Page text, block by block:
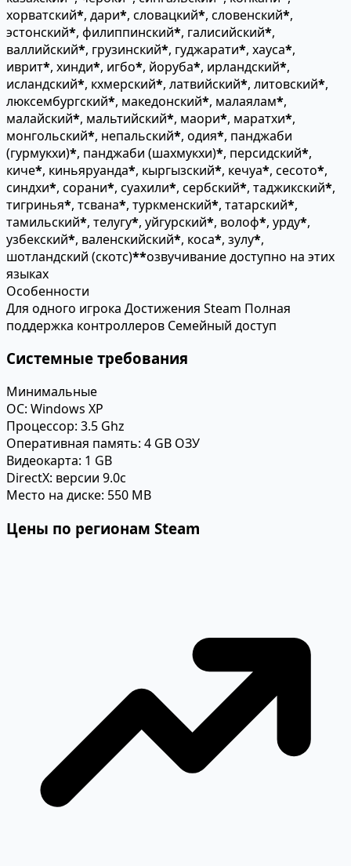
хорватский*, дари*, словацкий*, словенский*,
эстонский*, филиппинский*, галисийский*,
валлийский*, грузинский*, гуджарати*, хауса*,
иврит*, хинди*, игбо*, йоруба*, ирландский*,
исландский*, кхмерский*, латвийский*, литовский*,
люксембургский*, македонский*, малаялам*,
малайский*, мальтийский*, маори*, маратхи*,
монгольский*, непальский*, одия*, панджаби
(гурмукхи)*, панджаби (шахмукхи)*, персидский*,
киче*, киньяруанда*, кыргызский*, кечуа*, сесото*,
синдхи*, сорани*, суахили*, сербский*, таджикский*,
тигринья*, тсвана*, туркменский*, татарский*,
тамильский*, телугу*, уйгурский*, волоф*, урду*,
узбекский*, валенскийский*, коса*, зулу*,
шотландский (скотс)**озвучивание доступно на этих
языках
Особенности
Для одного игрока Достижения Steam Полная
поддержка контроллеров Семейный доступ
Системные требования
Минимальные
ОС: Windows XP
Процессор: 3.5 Ghz
Оперативная память: 4 GB ОЗУ
Видеокарта: 1 GB
DirectX: версии 9.0c
Место на диске: 550 MB
Цены по регионам Steam